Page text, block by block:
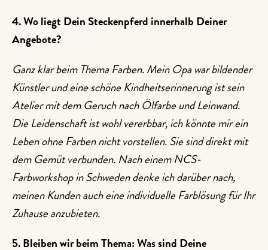
4. Wo liegt Dein Steckenpferd innerhalb Deiner
Angebote?
Ganz klar beim Thema Farben. Mein Opa war bildender
Künstler und eine schöne Kindheitserinnerung ist sein
Atelier mit dem Geruch nach Ölfarbe und Leinwand.
Die Leidenschaft ist wohl vererbbar, ich könnte mir ein
Leben ohne Farben nicht vorstellen. Sie sind direkt mit
dem Gemüt verbunden. Nach einem NCS-
Farbworkshop in Schweden denke ich darüber nach,
meinen Kunden auch eine individuelle Farblösung für Ihr
Zuhause anzubieten.
5. Bleiben wir beim Thema: Was sind Deine